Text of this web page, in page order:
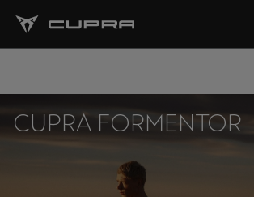
CUPRA FORMENTOR